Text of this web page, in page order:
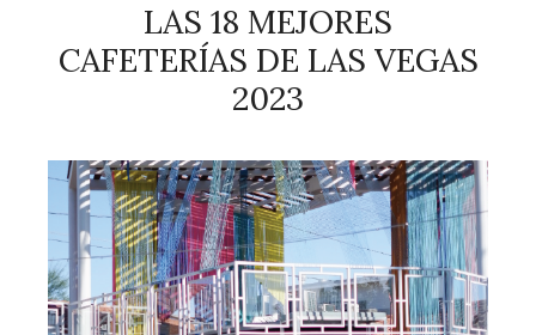
LAS 18 MEJORES
CAFETERÍAS DE LAS VEGAS
2023